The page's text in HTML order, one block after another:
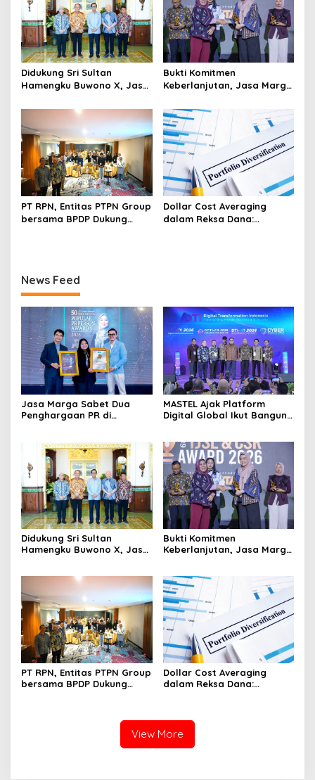
Didukung Sri Sultan
Hamengku Buwono X, Jasa
Pengembangan Akses
Bokoharjo Tol Jogja-Solo
untuk Dukung Konektivitas
DIY
Bukti Komitmen
Keberlanjutan, Jasa Marga
6th TJSL & CSR Award 2026
PT RPN, Entitas PTPN Group
bersama BPDP Dukung
Dollar Cost Averaging
dalam Reksa Dana:
News Feed
Jasa Marga Sabet Dua
Penghargaan PR di
MASTEL Ajak Platform
Digital Global Ikut Bangun
Didukung Sri Sultan
Hamengku Buwono X, Jasa
Bokoharjo Tol Jogja-Solo
untuk Dukung Konektivitas
DIY
Bukti Komitmen
Keberlanjutan, Jasa Marga
PT RPN, Entitas PTPN Group
bersama BPDP Dukung
Sehat Berbasis Minyak
Dollar Cost Averaging
dalam Reksa Dana:
View More